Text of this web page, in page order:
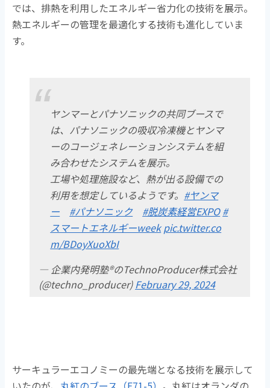
では、排熱を利用したエネルギー省力化の技術を展示。
熱エネルギーの管理を最適化する技術も進化していま
す。
ヤンマーとパナソニックの共同ブースで
は、パナソニックの吸収冷凍機とヤンマ
ーのコージェネレーションシステムを組
み合わせたシステムを展示。
工場や処理施設など、熱が出る設備での
利用を想定しているようです。 #ヤンマ
ー
#パナソニック #脱炭素経営EXPO #
スマートエネルギーweek pic.twitter.co
m/BDoyXuoXbI
— 企業内発明塾®のTechnoProducer株式会社
(@techno_producer)February 29, 2024
サーキュラーエコノミーの最先端となる技術を展示して